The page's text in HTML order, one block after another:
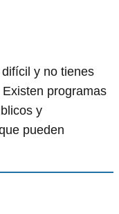
y no tienes
programas
y
pueden